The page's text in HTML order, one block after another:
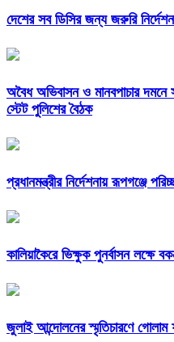
দেশের সব ডিসির জন্য জরুরি
অবৈধ অভিবাসন ও মানবপাচার দমনে
স্টেট পুলিশের বৈঠক
প্রধানমন্ত্রীর নির্দেশনায় রূপগঞ্জে
কালিয়াকৈরে ভিক্ষুক পুনর্বাসন লক্ষে
জুলাই আন্দোলনের স্মৃতিচারণে